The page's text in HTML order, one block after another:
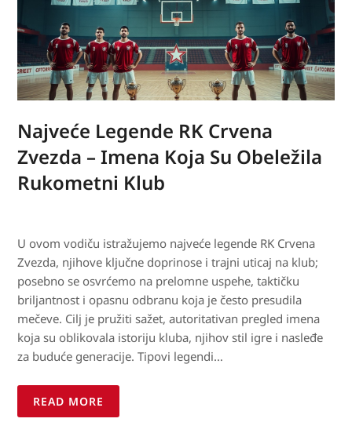
Najveće Legende RK Crvena
Zvezda – Imena Koja Su Obeležila
Rukometni Klub
U ovom vodiču istražujemo najveće legende RK Crvena
Zvezda, njihove ključne doprinose i trajni uticaj na klub;
posebno se osvrćemo na prelomne uspehe, taktičku
briljantnost i opasnu odbranu koja je često presudila
mečeve. Cilj je pružiti sažet, autoritativan pregled imena
koja su oblikovala istoriju kluba, njihov stil igre i nasleđe
za buduće generacije. Tipovi legendi…
READ MORE